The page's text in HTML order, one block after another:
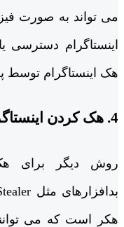
می تواند به صورت
اینستاگرام
هک اینستاگرام توسط
4. هک کردن اینستاگرام با نصب بدافزار
روش دیگر برای هک
هکر است که می